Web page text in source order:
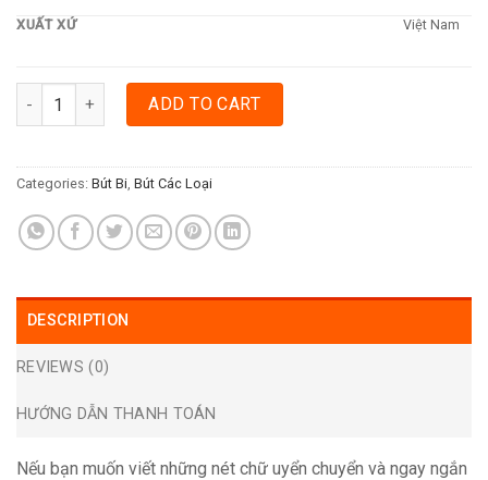
XUẤT XỨ Việt Nam
BÚT BI THIÊN LONG TL23 - ĐỎ quantity
ADD TO CART
Categories: Bút Bi Bút Các Loại
DESCRIPTION
REVIEWS (0)
HƯỚNG DẪN THANH TOÁN
Nếu bạn muốn viết những nét chữ uyển chuyển và ngay ngắn